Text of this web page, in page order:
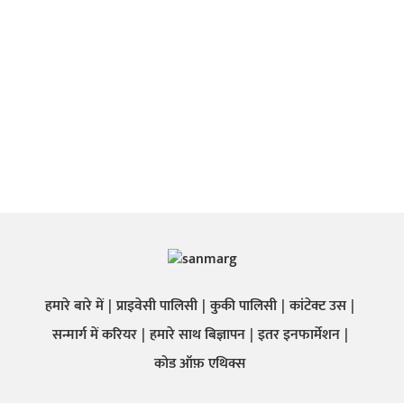
हमारे बारे में प्राइवेसी पालिसी कुकी पालिसी कांटेक्ट उस
सन्मार्ग में करियर हमारे साथ बिज्ञापन इतर इनफार्मेशन
कोड ऑफ़ एथिक्स